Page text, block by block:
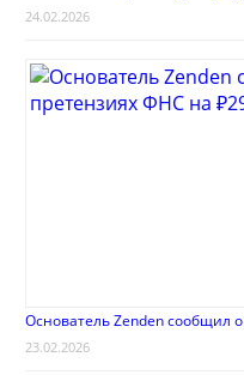
24.02.2026
Основатель Zenden сообщил
23.02.2026